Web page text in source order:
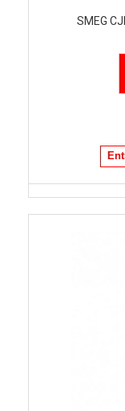
SMEG